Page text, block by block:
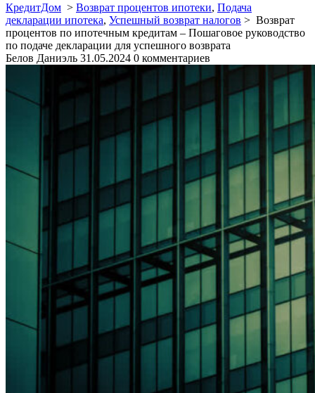
КредитДом > Возврат процентов ипотеки, Подача
декларации ипотека, Успешный возврат налогов > Возврат
процентов по ипотечным кредитам – Пошаговое руководство
по подаче декларации для успешного возврата
Белов Даниэль 31.05.2024 0 комментариев